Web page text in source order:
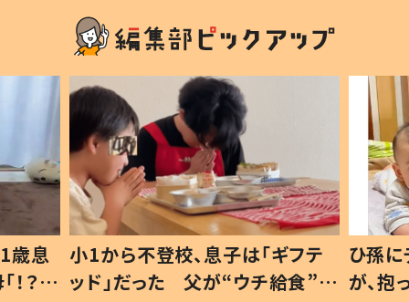
歳息
？」
小1から不登校、息子は「ギフテ
ッド」だった 父が“ウチ給食”を
ひ孫
が、